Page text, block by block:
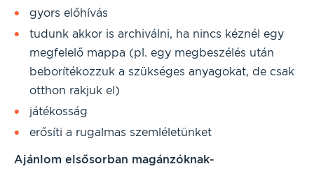
gyors előhívás
tudunk akkor is archiválni, ha nincs kéznél egy
megfelelő mappa (pl. egy megbeszélés után
beborítékozzuk a szükséges anyagokat, de csak
otthon rakjuk el)
játékosság
erősíti a rugalmas szemléletünket
Ajánlom elsősorban magánzóknak-